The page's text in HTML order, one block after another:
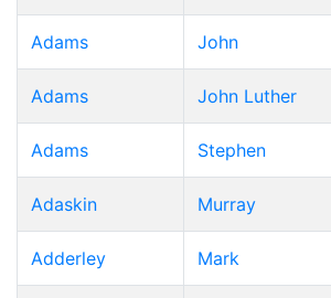
Adams John
Adams John Luther
Adams Stephen
Adaskin Murray
Adderley Mark